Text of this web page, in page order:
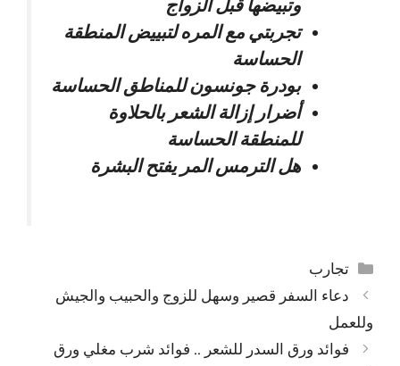
وتبيضها قبل الزواج
تجربتي مع المره لتبييض المنطقة
الحساسة
بودرة جونسون للمناطق الحساسة
أضرار إزالة الشعر بالحلاوة
للمنطقة الحساسة
هل الترمس المر يفتح البشرة
التصنيفات
تجارب
دعاء السفر قصير وسهل للزوج والحبيب والجيش
وللعمل
فوائد ورق السدر للشعر .. فوائد شرب مغلي ورق